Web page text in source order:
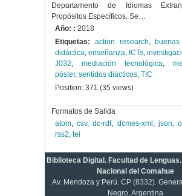
Departamento de Idiomas
Propósitos Específicos. Se…
Año: : 2018
Etiquetas:
action research,
didáctica, enseñanza, ICTs,
J032, mediación tecnológica,
póster, sentidos diácticos, TIC
Position: 371 (35 views)
Formatos de Salida
atom,csv,dc-rdf, dcmes-xml , json,
rss2, tei
Biblioteca Digital. Facultad de
Nacional del Comahue
Av. Mendoza y Perú. CP (8332).
Negro, Argentina